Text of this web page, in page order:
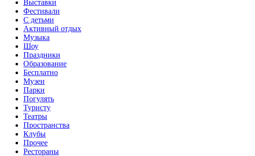
Выставки
Фестивали
С детьми
Активный отдых
Музыка
Шоу
Праздники
Образование
Бесплатно
Музеи
Парки
Погулять
Туристу
Театры
Пространства
Клубы
Прочее
Рестораны